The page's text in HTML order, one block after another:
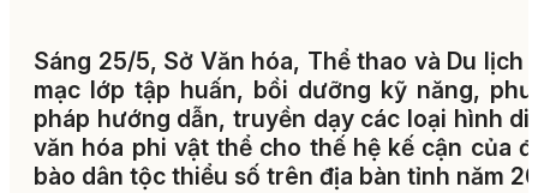
Sáng 25/5, Sở Văn hóa, Thể thao và Du lịch
mạc lớp tập huấn, bồi dưỡng kỹ năng,
pháp hướng dẫn, truyền dạy các loại hình di
văn hóa phi vật thể cho thế hệ kế cận của
bào dân tộc thiểu số trên địa bàn tỉnh năm